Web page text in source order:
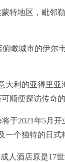
特地区，毗邻
瞰城市的伊尔
大利的亚得里亚
顺便探访传奇的
将于2021年5月
一个独特的日式
人酒店原是17